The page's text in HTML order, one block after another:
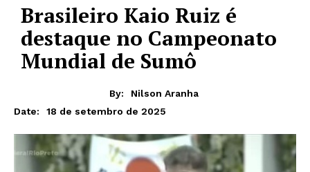
Brasileiro Kaio Ruiz é
destaque no Campeonato
Mundial de Sumô
By:
Nilson Aranha
Date:
18 de setembro de 2025